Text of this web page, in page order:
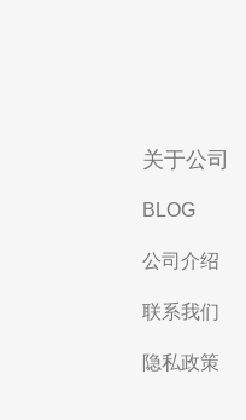
关于公司
BLOG
公司介绍
联系我们
隐私政策